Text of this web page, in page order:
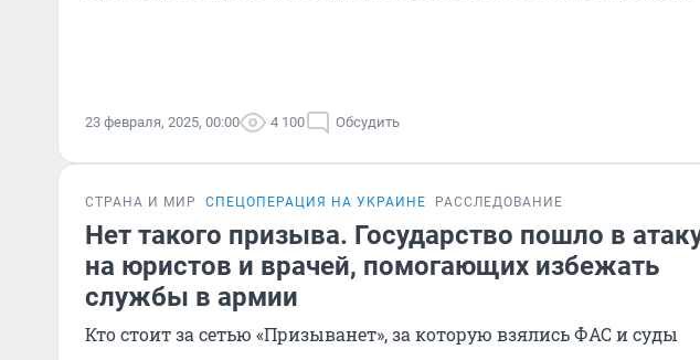
23 февраля, 2025, 00:00 4 100 Обсудить
СТРАНА И МИР СПЕЦОПЕРАЦИЯ НА УКРАИНЕ РАССЛЕДОВАНИЕ
Нет такого призыва. Государство пошло в
на юристов и врачей, помогающих избежать
службы в армии
Кто стоит за сетью «Призыванет», за которую взялись ФАС и суды